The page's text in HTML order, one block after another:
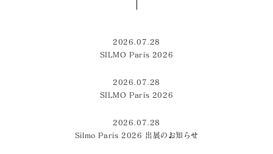
2026.07.28
SILMO Paris 2026
2026.07.28
SILMO Paris 2026
2026.07.28
Silmo Paris 2026 出展のお知らせ